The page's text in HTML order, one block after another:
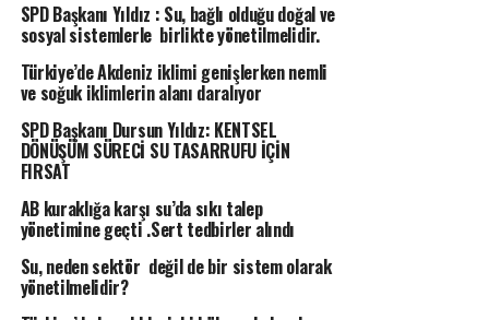
SPD Başkanı Yıldız : Su, bağlı olduğu doğal ve
sosyal sistemlerle birlikte yönetilmelidir.
Türkiye’de Akdeniz iklimi genişlerken nemli
ve soğuk iklimlerin alanı daralıyor
SPD Başkanı Dursun Yıldız: KENTSEL
DÖNÜŞÜM SÜRECİ SU TASARRUFU İÇİN
FIRSAT
AB kuraklığa karşı su’da sıkı talep
yönetimine geçti .Sert tedbirler alındı
Su, neden sektör değil de bir sistem olarak
yönetilmelidir?